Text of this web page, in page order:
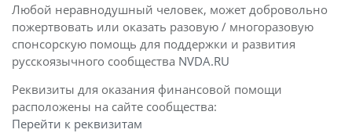
Любой неравнодушный человек, может добровольно
пожертвовать или оказать разовую / многоразовую
спонсорскую помощь для поддержки и развития
русскоязычного сообщества NVDA.RU
Реквизиты для оказания финансовой помощи
расположены на сайте сообщества:
Перейти к реквизитам